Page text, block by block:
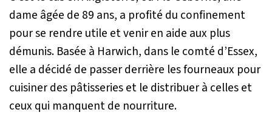
dame âgée de 89 ans, a profité du confinement
pour se rendre utile et venir en aide aux plus
démunis. Basée à Harwich, dans le comté d’Essex,
elle a décidé de passer derrière les fourneaux pour
cuisiner des pâtisseries et le distribuer à celles et
ceux qui manquent de nourriture.